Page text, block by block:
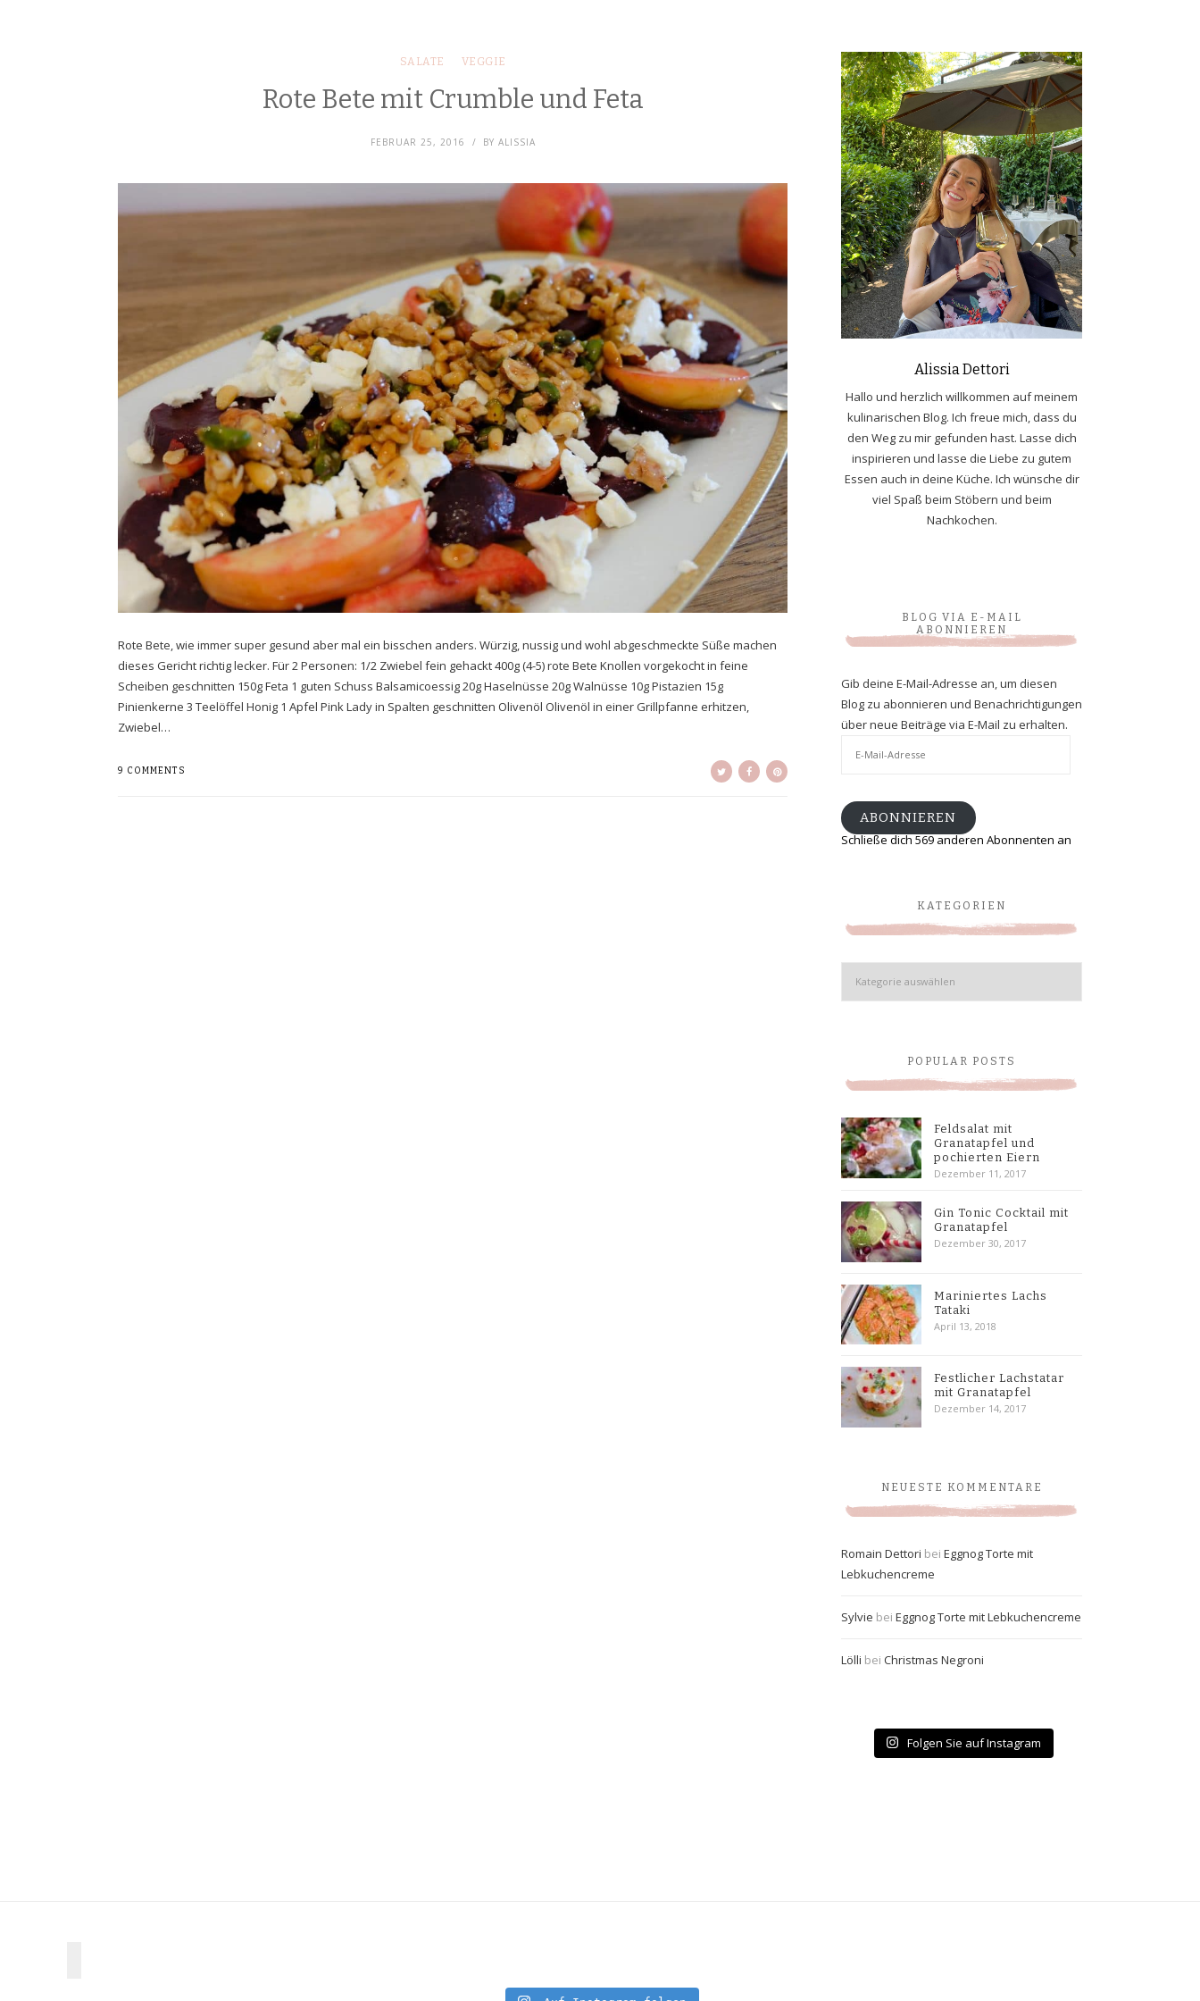
SALATE VEGGIE
Rote Bete mit Crumble und Feta
FEBRUAR 25, 2016 BY ALISSIA
Rote Bete, wie immer super gesund aber mal ein bisschen anders. Würzig, nussig und wohl abgeschmeckte Süße machen
dieses Gericht richtig lecker. Für 2 Personen: 1/2 Zwiebel fein gehackt 400g (4-5) rote Bete Knollen vorgekocht in feine
Scheiben geschnitten 150g Feta 1 guten Schuss Balsamicoessig 20g Haselnüsse 20g Walnüsse 10g Pistazien 15g
Pinienkerne 3 Teelöffel Honig 1 Apfel Pink Lady in Spalten geschnitten Olivenöl Olivenöl in einer Grillpfanne erhitzen,
Zwiebel…
9 COMMENTS
Alissia Dettori
Hallo und herzlich willkommen auf meinem
kulinarischen Blog. Ich freue mich, dass du
den Weg zu mir gefunden hast. Lasse dich
inspirieren und lasse die Liebe zu gutem
Essen auch in deine Küche. Ich wünsche dir
viel Spaß beim Stöbern und beim
Nachkochen.
BLOG VIA E-MAIL
ABONNIEREN
Gib deine E-Mail-Adresse an, um diesen
Blog zu abonnieren und Benachrichtigungen
über neue Beiträge via E-Mail zu erhalten.
ABONNIEREN
Schließe dich 569 anderen Abonnenten an
KATEGORIEN
Kategorien
POPULAR POSTS
Feldsalat mit
Granatapfel und
pochierten Eiern
Dezember 11, 2017
Gin Tonic Cocktail mit
Granatapfel
Dezember 30, 2017
Mariniertes Lachs
Tataki
April 13, 2018
Festlicher Lachstatar
mit Granatapfel
Dezember 14, 2017
NEUESTE KOMMENTARE
Romain Dettori bei Eggnog Torte mit
Lebkuchencreme
Sylvie bei Eggnog Torte mit Lebkuchencreme
Lölli bei Christmas Negroni
Folgen Sie auf Instagram